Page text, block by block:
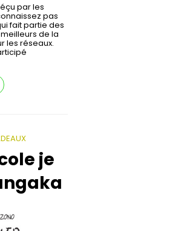
par les
pas
fait partie des
de la
les réseaux.
je